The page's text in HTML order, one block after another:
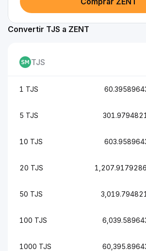
Convertir TJS a ZENT
TJS
1 TJS
5 TJS
10 TJS
20 TJS
50 TJS
100 TJS
1000 TJS